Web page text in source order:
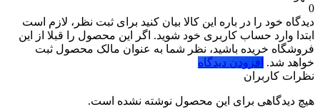
0
دیدگاه خود را در باره این کالا بیان کنید برای ثبت نظر، لازم است
ابتدا وارد حساب کاربری خود شوید. اگر این محصول را قبلا از این
فروشگاه خریده باشید، نظر شما به عنوان مالک محصول ثبت
خواهد شد. افزودن دیدگاه
نظرات کاربران
هیچ دیدگاهی برای این محصول نوشته نشده است.